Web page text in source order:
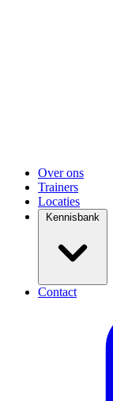
Over ons
Trainers
Locaties
Kennisbank
Contact